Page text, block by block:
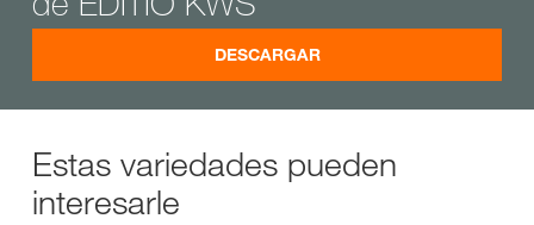
DESCARGAR
Estas variedades pueden
interesarle